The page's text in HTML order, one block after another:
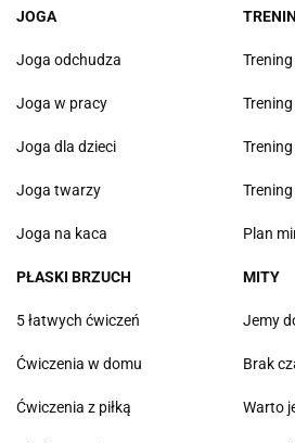
JOGA
Joga odchudza
Joga w pracy
Joga dla dzieci
Joga twarzy
Joga na kaca Plan
PŁASKI BRZUCH
5 łatwych ćwiczeń
Ćwiczenia w domu
Ćwiczenia z piłką
MITY
Jemy
Brak
Warto